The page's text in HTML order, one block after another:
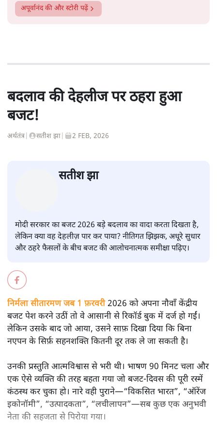
अपूर्वानंदकी और स्टोरी पढ़ें
बदलाव की देहलीज पर ठहरा हुआ
बजट!
अर्थतंत्र सतीश झा 2 FEB, 2026
मोदी सरकार का बजट 2026 बड़े बदलाव का वादा करता दिखता है,
लेकिन क्या वह देहलीज़ पार कर पाया? नीतिगत झिझक, अधूरे सुधार
और ठहरे फैसलों के बीच बजट की आलोचनात्मक समीक्षा पढ़िए।
निर्मला सीतारमण जब 1 फ़रवरी2026 को अपना नौवाँ केंद्रीय
बजट पेश करने उठीं तो वे आसानी से रिकॉर्ड बुक में दर्ज हो गईं।